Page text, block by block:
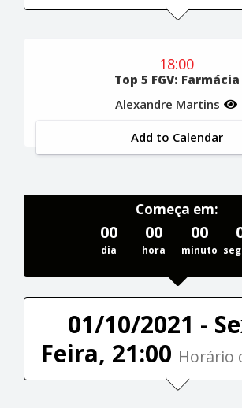
18:00
Top 5 FGV: Farmácia
Alexandre Martins
Add to Calendar
Começa em:
00
dia
00
hora
00
minuto
01/10/2021 -
Feira, 21:00 Horário